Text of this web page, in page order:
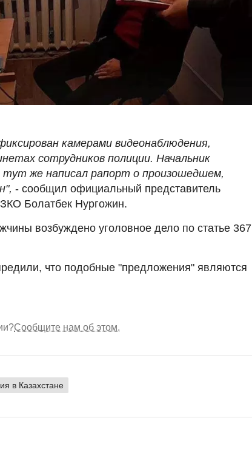
камерами видеонаблюдения,
сотрудников полиции. Начальник
тут же написал рапорт о произошедшем,
- сообщил официальный представитель
Болатбек Нургожин.
возбуждено уголовное дело по статье 367
что подобные "предложения" являются
Сообщите нам об этом.
в Казахстане